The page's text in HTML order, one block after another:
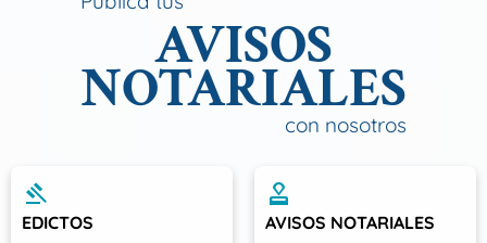
AVISOS
NOTARIALES
con nosotros
gavel
EDICTOS
approval
AVISOS NOTARIALES